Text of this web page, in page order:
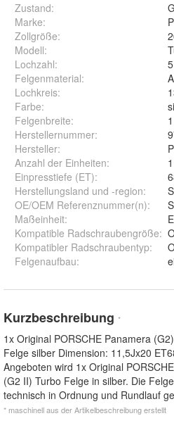
Zustand:
Marke:
Zollgröße:
Modell:
Lochzahl:
5
Felgenmaterial:
Lochkreis:
Farbe:
Felgenbreite:
Herstellernummer:
Hersteller:
Anzahl der Einheiten:
1
Einpresstiefe (ET):
Herstellungsland und -region:
OE/OEM Referenznummer(n):
Maßeinheit:
Kompatible Radschraubengröße:
Kompatibler Radschraubentyp:
Felgenaufbau:
Kurzbeschreibung *
1x Original PORSCHE Panamera
Felge silber Dimension: 11,5Jx20
Angeboten wird 1x Original
(G2 II) Turbo Felge in silber. Die
technisch in Ordnung und Rundlauf
* maschinell aus der Artikelbeschreibung erstellt